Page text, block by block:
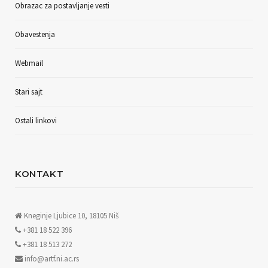
Obrazac za postavljanje vesti
Obavestenja
Webmail
Stari sajt
Ostali linkovi
KONTAKT
Kneginje Ljubice 10, 18105 Niš
+381 18 522 396
+381 18 513 272
info@artf.ni.ac.rs